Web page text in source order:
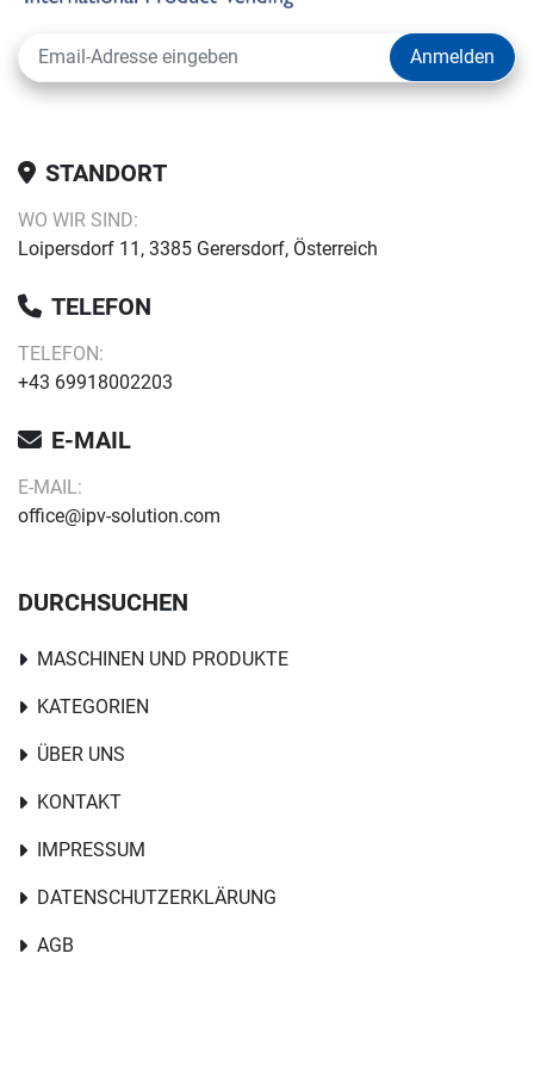
Anmelden
STANDORT
WO WIR SIND:
Loipersdorf 11, 3385 Gerersdorf, Österreich
TELEFON
TELEFON:
+43 69918002203
E-MAIL
E-MAIL:
office@ipv-solution.com
DURCHSUCHEN
MASCHINEN UND PRODUKTE
KATEGORIEN
ÜBER UNS
KONTAKT
IMPRESSUM
DATENSCHUTZERKLÄRUNG
AGB